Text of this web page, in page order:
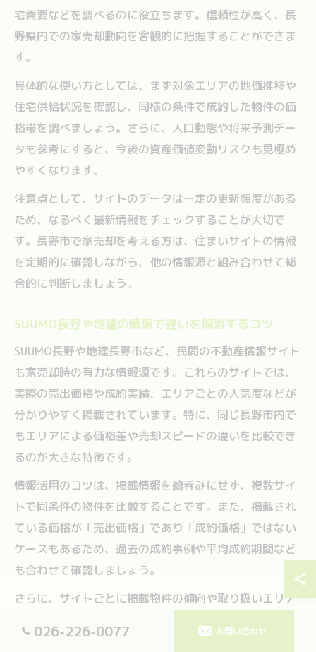
宅需要などを調べるのに役立ちます。信頼性が高く、長
野県内での家売却動向を客観的に把握することができま
す。
具体的な使い方としては、まず対象エリアの地価推移や
住宅供給状況を確認し、同様の条件で成約した物件の価
格帯を調べましょう。さらに、人口動態や将来予測デー
タも参考にすると、今後の資産価値変動リスクも見極め
やすくなります。
注意点として、サイトのデータは一定の更新頻度がある
ため、なるべく最新情報をチェックすることが大切で
す。長野市で家売却を考える方は、住まいサイトの情報
を定期的に確認しながら、他の情報源と組み合わせて総
合的に判断しましょう。
SUUMO長野や地建の情報で迷いを解消するコツ
SUUMO長野や地建長野市など、民間の不動産情報サイト
も家売却時の有力な情報源です。これらのサイトでは、
実際の売出価格や成約実績、エリアごとの人気度などが
分かりやすく掲載されています。特に、同じ長野市内で
もエリアによる価格差や売却スピードの違いを比較でき
るのが大きな特徴です。
情報活用のコツは、掲載情報を鵜呑みにせず、複数サイ
トで同条件の物件を比較することです。また、掲載され
ている価格が「売出価格」であり「成約価格」ではない
ケースもあるため、過去の成約事例や平均成約期間など
も合わせて確認しましょう。
さらに、サイトごとに掲載物件の傾向や取り扱いエリア
し、幅広い視点で情報を集めるのが賢い選択です。疑問
026-226-0077 お問い合わせ